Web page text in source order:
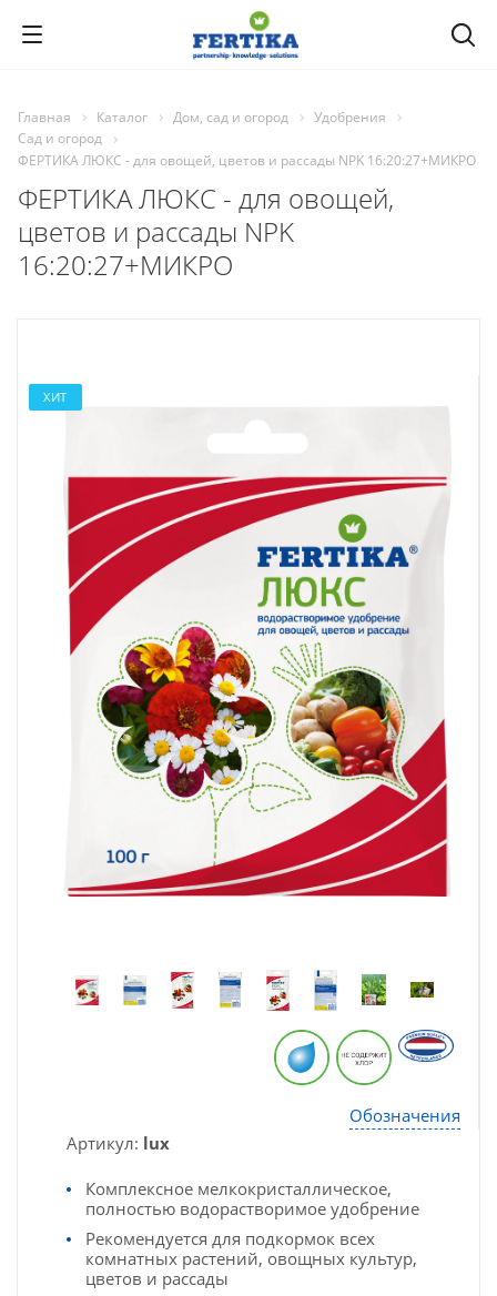
Главная Каталог Дом, сад и огород
Удобрения
Сад и огород
ФЕРТИКА ЛЮКС - для овощей, цветов и рассады NPK 16:20:27+МИКРО
ФЕРТИКА ЛЮКС - для овощей,
цветов и рассады NPK
16:20:27+МИКРО
ХИТ
Обозначения
Артикул: lux
Комплексное мелкокристаллическое,
полностью водорастворимое удобрение
Рекомендуется для подкормок всех
комнатных растений, овощных культур,
цветов и рассады